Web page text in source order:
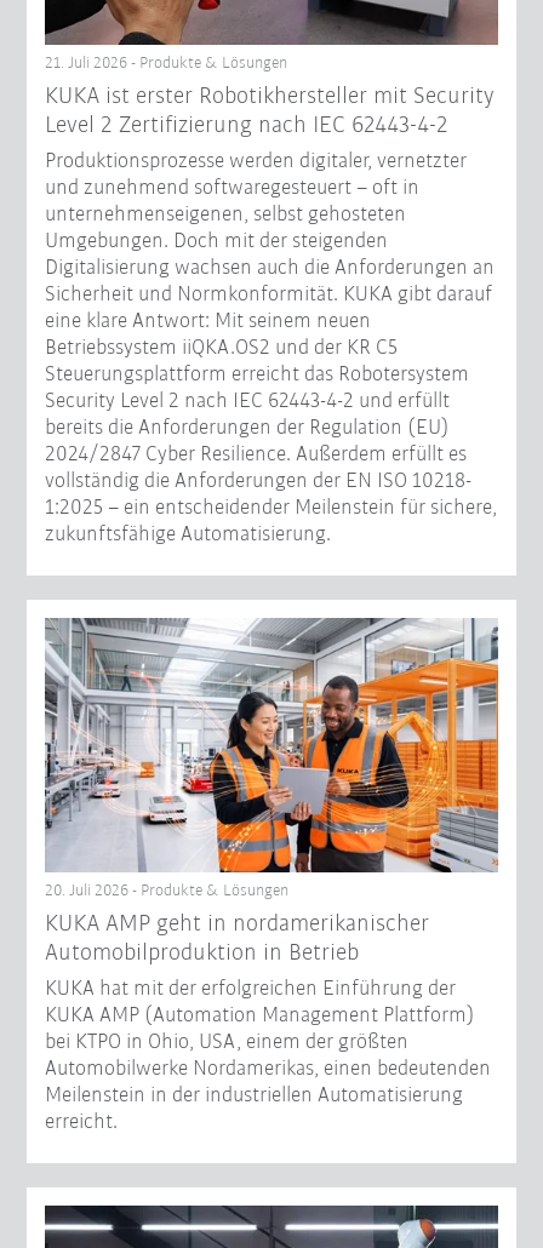
21. Juli 2026 - Produkte & Lösungen
KUKA ist erster Robotikhersteller mit Security
Level 2 Zertifizierung nach IEC 62443-4-2
Produktionsprozesse werden digitaler, vernetzter
und zunehmend softwaregesteuert – oft in
unternehmenseigenen, selbst gehosteten
Umgebungen. Doch mit der steigenden
Digitalisierung wachsen auch die Anforderungen an
Sicherheit und Normkonformität. KUKA gibt darauf
eine klare Antwort: Mit seinem neuen
Betriebssystem iiQKA.OS2 und der KR C5
Steuerungsplattform erreicht das Robotersystem
Security Level 2 nach IEC 62443-4-2 und erfüllt
bereits die Anforderungen der Regulation (EU)
2024/2847 Cyber Resilience. Außerdem erfüllt es
vollständig die Anforderungen der EN ISO 10218-
1:2025 – ein entscheidender Meilenstein für sichere,
zukunftsfähige Automatisierung.
20. Juli 2026 - Produkte & Lösungen
KUKA AMP geht in nordamerikanischer
Automobilproduktion in Betrieb
KUKA hat mit der erfolgreichen Einführung der
KUKA AMP (Automation Management Plattform)
bei KTPO in Ohio, USA, einem der größten
Automobilwerke Nordamerikas, einen bedeutenden
Meilenstein in der industriellen Automatisierung
erreicht.